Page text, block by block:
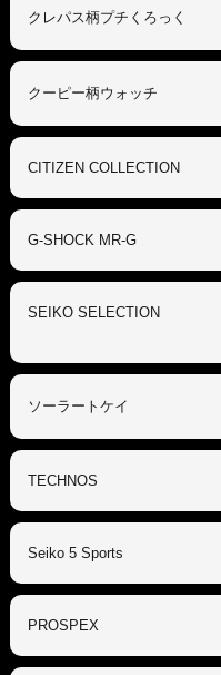
クレパス柄プチくろっく
クーピー柄ウォッチ
CITIZEN COLLECTION
G-SHOCK MR-G
SEIKO SELECTION
ソーラートケイ
TECHNOS
Seiko 5 Sports
PROSPEX